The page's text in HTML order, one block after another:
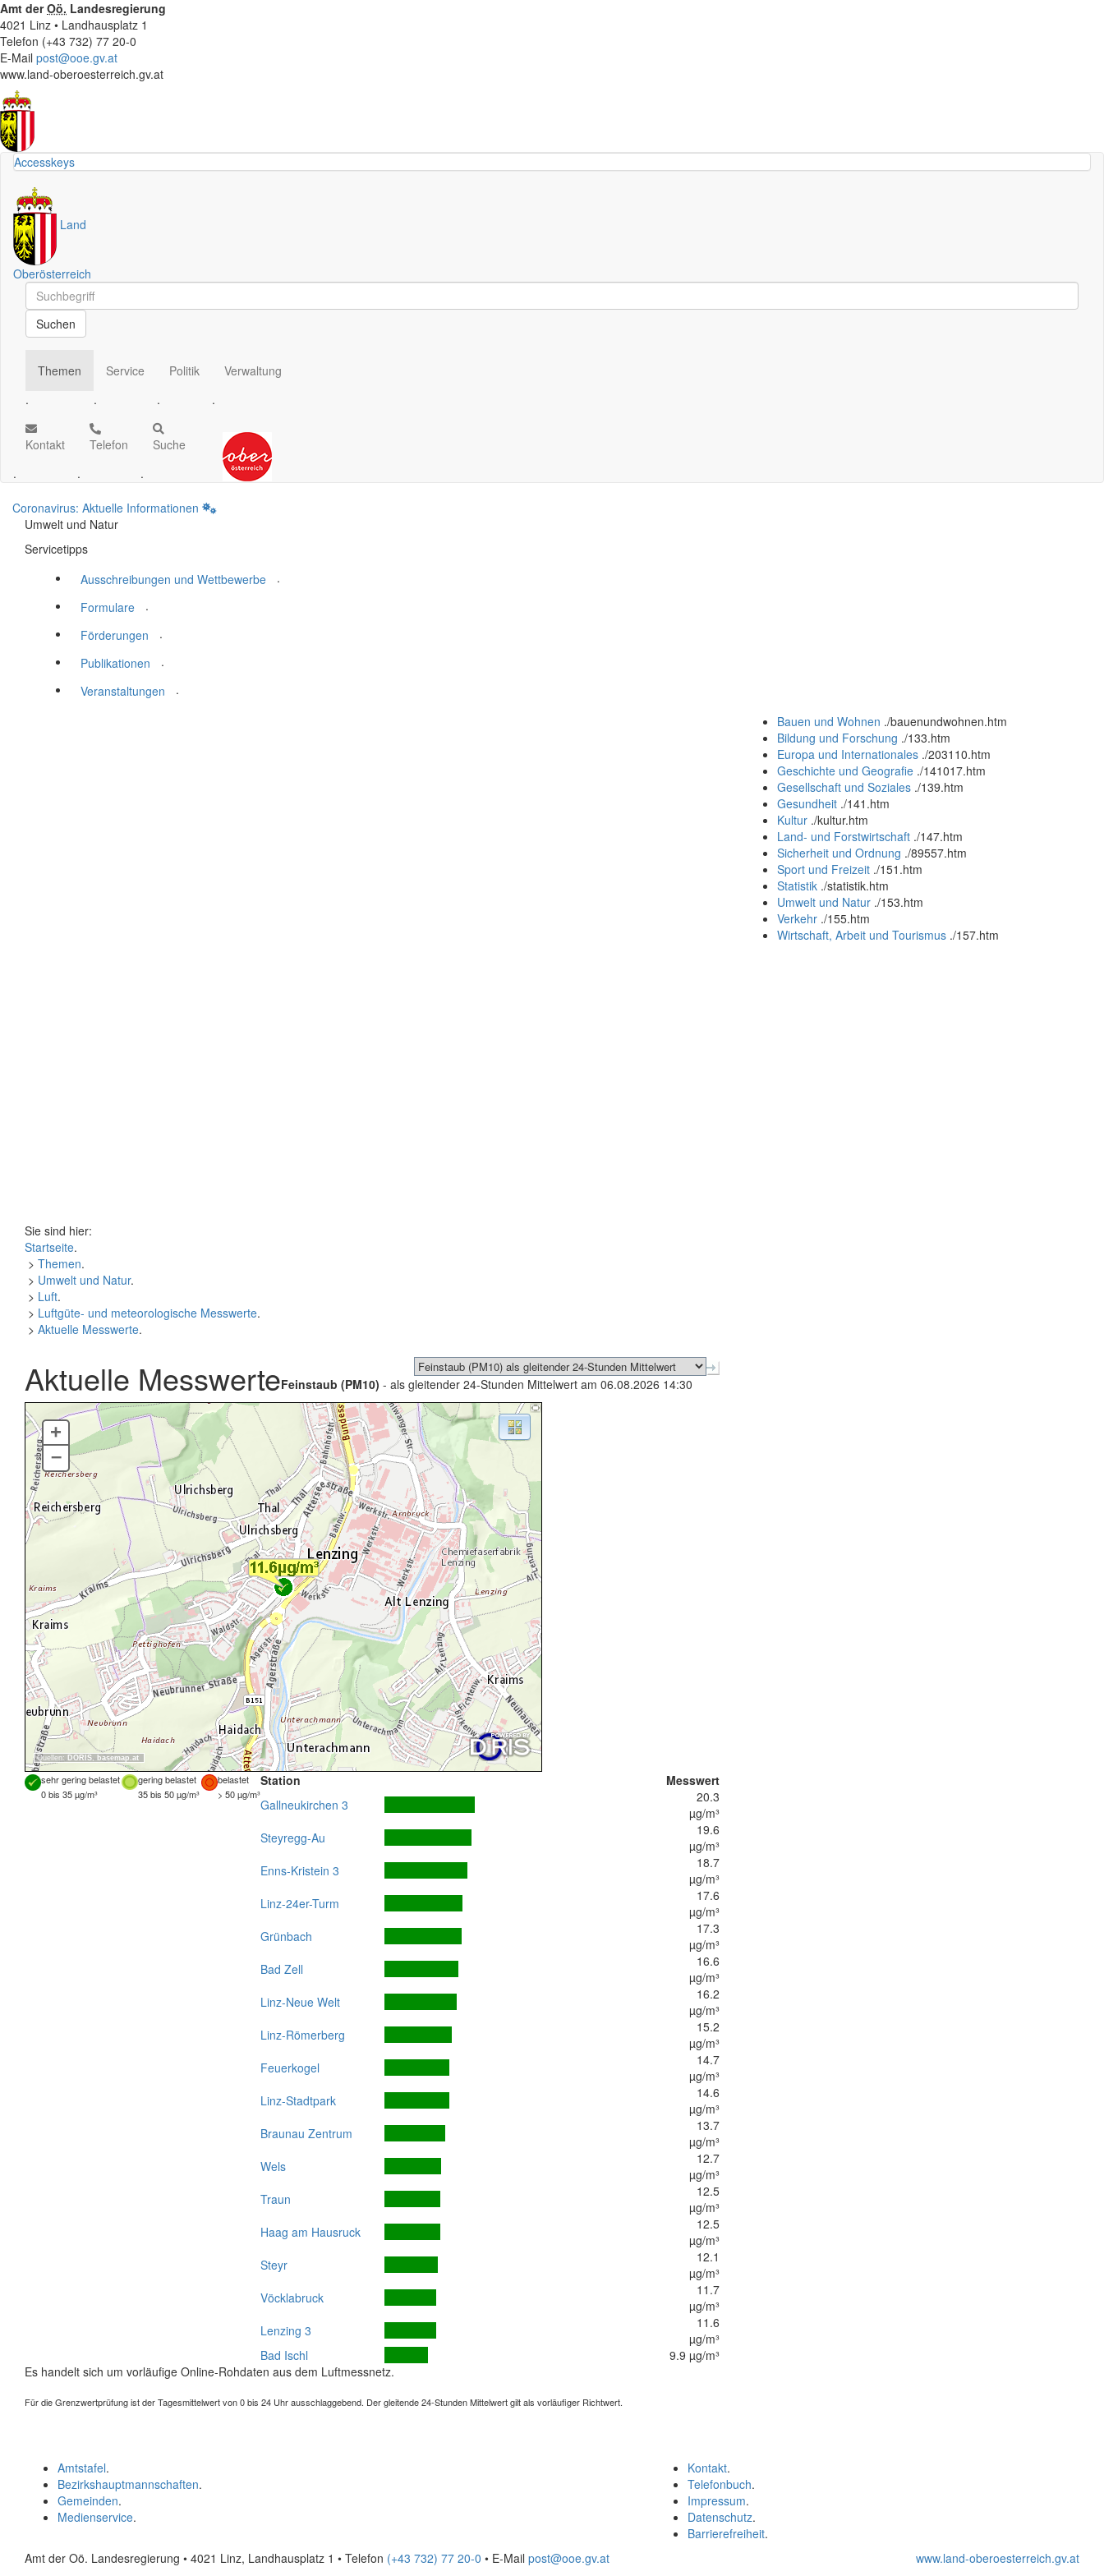
Amt derOö. Landesregierung
4021 Linz • Landhausplatz 1
Telefon (+43 732) 77 20-0
E-Mail post@ooe.gv.at
www.land-oberoesterreich.gv.at
Accesskeys
Land
Oberösterreich
Schnellsuche
Schnellsuche
Suchen
Themen
.
Service
.
Politik
.
Verwaltung
.
Kontakt
.
Telefon
.
Suche
.
Coronavirus: Aktuelle Informationen
Umwelt und Natur
Servicetipps
Ausschreibungen und Wettbewerbe
.
Formulare
.
Förderungen
.
Publikationen
.
Veranstaltungen
.
Bauen und Wohnen ./bauenundwohnen.htm
Bildung und Forschung ./133.htm
Europa und Internationales ./203110.htm
Geschichte und Geografie ./141017.htm
Gesellschaft und Soziales ./139.htm
Gesundheit ./141.htm
Kultur ./kultur.htm
Land- und Forstwirtschaft ./147.htm
Sicherheit und Ordnung ./89557.htm
Sport und Freizeit ./151.htm
Statistik ./statistik.htm
Umwelt und Natur ./153.htm
Verkehr ./155.htm
Wirtschaft, Arbeit und Tourismus ./157.htm
Sie sind hier:
Startseite.
> Themen.
> Umwelt und Natur.
> Luft.
> Luftgüte- und meteorologische Messwerte.
> Aktuelle Messwerte.
Aktuelle MesswerteFeinstaub (PM10) - als gleitender 24-Stunden Mittelwert am 06.08.2026 14:30
Quellen: DORIS, basemap.at
+
–
sehr gering belastet gering belastet
belastet
0 bis 35 µg/m³
35 bis 50 µg/m³ > 50 µg/m³
Station
Messwert
Gallneukirchen 3
20.3
µg/m³
Steyregg-Au
19.6
µg/m³
Enns-Kristein 3
18.7
µg/m³
Linz-24er-Turm
17.6
µg/m³
Grünbach
17.3
µg/m³
Bad Zell
16.6
µg/m³
Linz-Neue Welt
16.2
µg/m³
Linz-Römerberg
15.2
µg/m³
Feuerkogel
14.7
µg/m³
Linz-Stadtpark
14.6
µg/m³
Braunau Zentrum
13.7
µg/m³
Wels
12.7
µg/m³
Traun
12.5
µg/m³
Haag am Hausruck
12.5
µg/m³
Steyr
12.1
µg/m³
Vöcklabruck
11.7
µg/m³
Lenzing 3
11.6
µg/m³
Bad Ischl
9.9 µg/m³
Es handelt sich um vorläufige Online-Rohdaten aus dem Luftmessnetz.
Für die Grenzwertprüfung ist der Tagesmittelwert von 0 bis 24 Uhr ausschlaggebend. Der gleitende 24-Stunden Mittelwert gilt als vorläufiger Richtwert.
Kontakt.
Telefonbuch.
Impressum.
Datenschutz.
Barrierefreiheit.
Amtstafel.
Bezirkshauptmannschaften.
Gemeinden.
Medienservice.
Amt der Oö. Landesregierung • 4021 Linz, Landhausplatz 1 • Telefon (+43 732) 77 20-0 • E-Mail post@ooe.gv.at www.land-oberoesterreich.gv.at